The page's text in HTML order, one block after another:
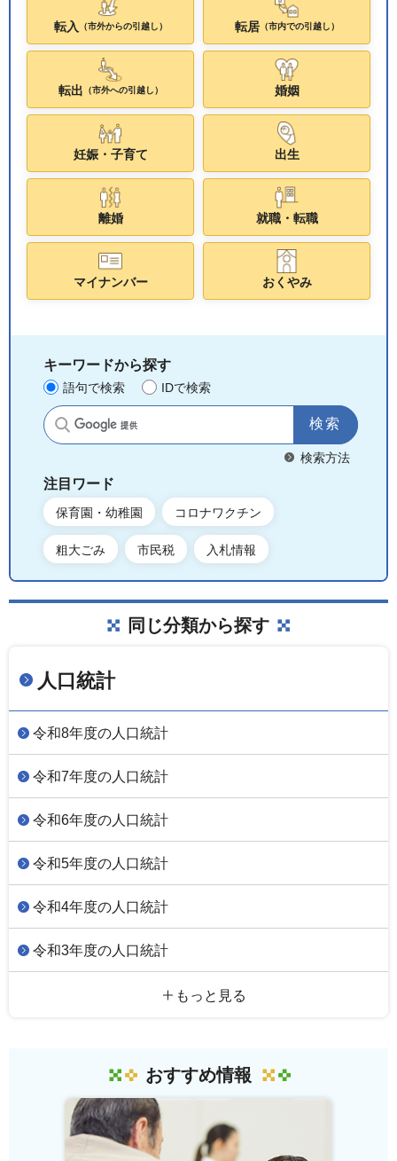
転入 （市外からの引越し） 転居（市内での引越し）
転出 （市外への引越し） 婚姻
妊娠・子育て 出生
離婚 就職・転職
マイナンバー おくやみ
キーワードから探す
語句で検索 IDで検索
サイト内検索
検索方法
注目ワード
保育園・幼稚園 コロナワクチン
粗大ごみ 市民税 入札情報
同じ分類から探す
人口統計
令和8年度の人口統計
令和7年度の人口統計
令和6年度の人口統計
令和5年度の人口統計
令和4年度の人口統計
令和3年度の人口統計
もっと見る
おすすめ情報